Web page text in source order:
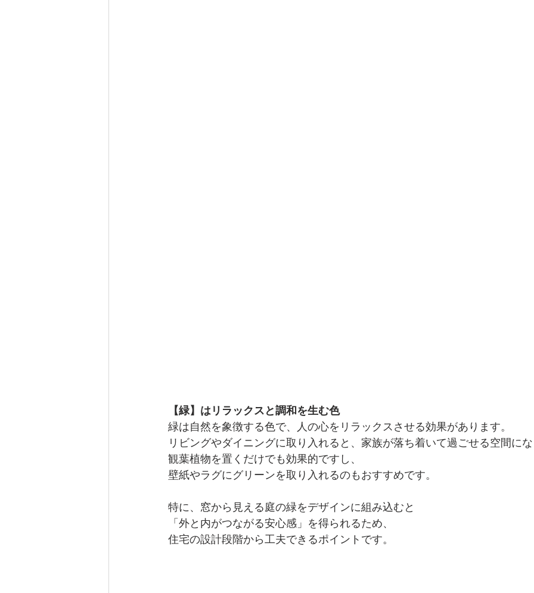
【緑】はリラックスと調和を生む色
緑は自然を象徴する色で、人の心をリラックスさせる効果があります。
リビングやダイニングに取り入れると、家族が落ち着いて過ごせる空間に
観葉植物を置くだけでも効果的ですし、
壁紙やラグにグリーンを取り入れるのもおすすめです。
特に、窓から見える庭の緑をデザインに組み込むと
「外と内がつながる安心感」を得られるため、
住宅の設計段階から工夫できるポイントです。